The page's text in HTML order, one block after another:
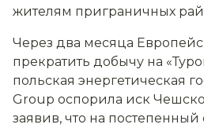
жителям приграничных
Через два месяца
прекратить добычу на
польская энергетическая
Group оспорила иск
заявив, что на постепенный